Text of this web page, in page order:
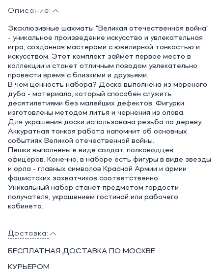
Описание:
Эксклюзивные шахматы "Великая отечественная война"
- уникальное произведение искусство и увлекательная
игра, созданная мастерами с ювелирной тонкостью и
искусством. Этот комплект займет первое место в
коллекции и станет отличным поводом увлекательно
провести время с близкими и друзьями.
В чем ценность набора? Доска выполнена из мореного
дуба - материала, который способен служить
десятилетиями без малейших дефектов. Фигурки
изготовлены методом литья и чернения из олова.
Для украшения доски использована резьба по дереву.
Аккуратная тонкая работа напомнит об основных
событиях Великой отечественной войны.
Пешки выполнены в виде солдат, полководцев,
офицеров. Конечно, в наборе есть фигуры в виде звезды
и орла - главных символов Красной Армии и армии
фашистских захватчиков соответственно
Уникальный набор станет предметом гордости
получателя, украшением гостиной или рабочего
кабинета.
Доставка:
БЕСПЛАТНАЯ ДОСТАВКА ПО МОСКВЕ
КУРЬЕРОМ